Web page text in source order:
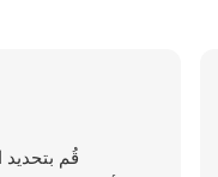
قُم